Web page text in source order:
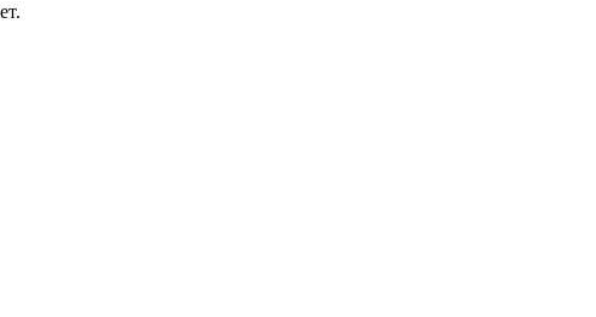
в выходные дни не работает.
в течении 1-3 рабочих дней.